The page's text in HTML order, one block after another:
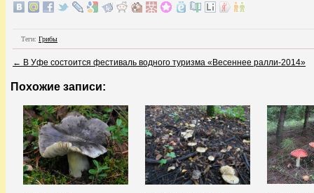
Теги: Грибы
← В Уфе состоится фестиваль водного туризма «Весеннее ралли-2014»
Похожие записи: